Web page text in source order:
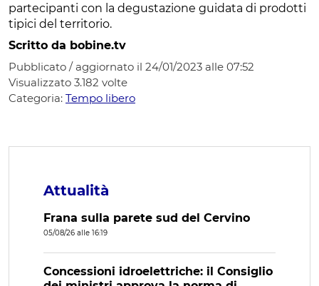
partecipanti con la degustazione guidata di prodotti
tipici del territorio.
Scritto da bobine.tv
Pubblicato / aggiornato il 24/01/2023 alle 07:52
Visualizzato 3.182 volte
Categoria: Tempo libero
Attualità
Frana sulla parete sud del Cervino
05/08/26 alle 16:19
Concessioni idroelettriche: il Consiglio